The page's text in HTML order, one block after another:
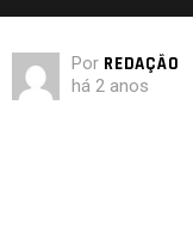
Por REDAÇÃO
há 2 anos